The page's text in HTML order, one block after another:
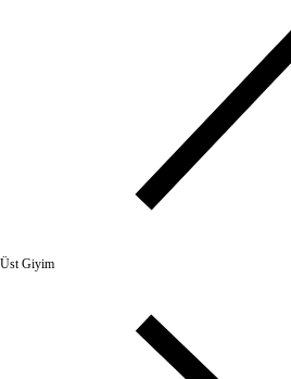
Üst Giyim